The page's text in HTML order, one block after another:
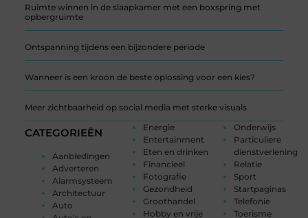
Ruimte winnen in de slaapkamer met een boxspring met
opbergruimte
Ontspanning tijdens een bijzondere periode
Wanneer is een kroon de beste oplossing voor een kies?
Meer zichtbaarheid op social media met sterke visuals
CATEGORIEËN
Aanbiedingen
Adverteren
Alarmsysteem
Architectuur
Auto
Energie
Entertainment
Eten en drinken
Financieel
Fotografie
Gezondheid
Groothandel
Hobby en vrije
Onderwijs
Particuliere
dienstverlening
Relatie
Sport
Startpaginas
Telefonie
Toerisme